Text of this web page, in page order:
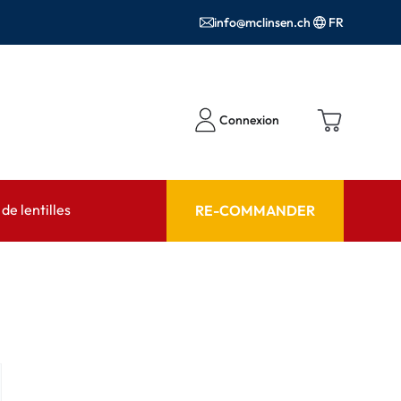
info@mclinsen.ch FR
Connexion
lentilles RE-COMMANDER